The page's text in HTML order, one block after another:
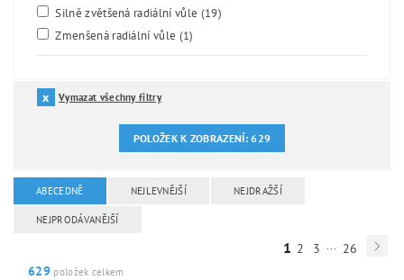
Silně zvětšená radiální vůle (19)
Zmenšená radiální vůle (1)
Vymazat všechny filtry
POLOŽEK K ZOBRAZENÍ:629
ABECEDNĚ NEJLEVNĚJŠÍ NEJDRAŽŠÍ
NEJPRODÁVANĚJŠÍ
1 2 3 ... 26
629položek celkem